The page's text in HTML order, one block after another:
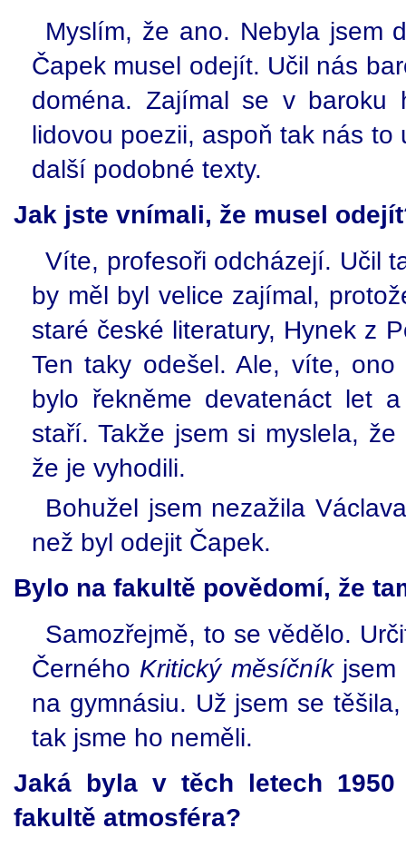
Myslím, že ano. Nebyla jsem
Čapek musel odejít. Učil nás
doména. Zajímal se v baroku
lidovou poezii, aspoň tak nás to
další podobné texty.
Jak jste vnímali, že musel
Víte, profesoři odcházejí. Učil
by měl byl velice zajímal,
staré české literatury, Hynek z
Ten taky odešel. Ale, víte,
bylo řekněme devatenáct let
staří. Takže jsem si myslela,
že je vyhodili.
Bohužel jsem nezažila
než byl odejit Čapek.
Bylo na fakultě povědomí, že
Samozřejmě, to se vědělo.
Černého Kritický měsíčníkjsem
na gymnásiu. Už jsem se
tak jsme ho neměli.
Jaká byla v těch letech
fakultě atmosféra?